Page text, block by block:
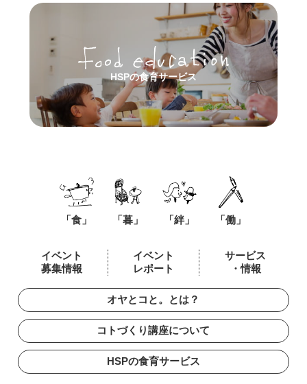
HSPの食育サービス
「食」 「暮」 「絆」 「働」
イベント
募集情報
イベント
レポート
サービス
・情報
オヤとコと。とは？
コトづくり講座について
HSPの食育サービス